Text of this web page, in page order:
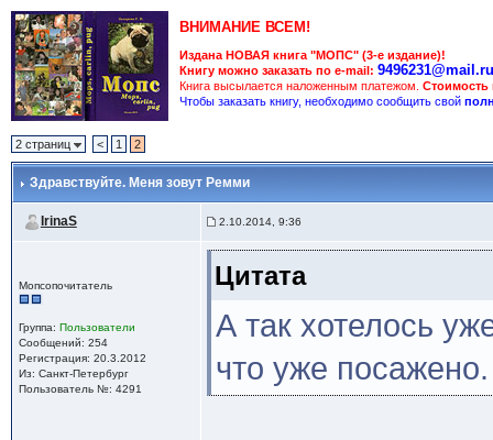
ВНИМАНИЕ ВСЕМ!
Издана НОВАЯ книга "МОПС" (3-е издание)!
Книгу можно заказать по e-mail: 9496231@mail.ru
Книга высылается наложенным платежом. Стоимость
Чтобы заказать книгу, необходимо сообщить свой
2 страниц < 1 2
Здравствуйте. Меня зовут Ремми
IrinaS 2.10.2014, 9:36
Мопсопочитатель
Группа: Пользователи
Сообщений: 254
Регистрация: 20.3.2012
Из: Санкт-Петербург
Пользователь №: 4291
Цитата
А так хотелось
что уже посажено.